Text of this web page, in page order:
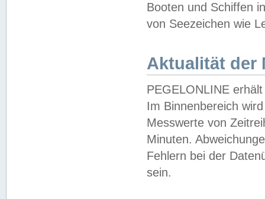
Booten und Schiffen
von Seezeichen wie
Aktualität der
PEGELONLINE
Im Binnenbereich
Messwerte von
Minuten.
Fehlern bei der
sein.